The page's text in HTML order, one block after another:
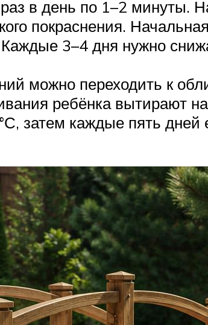
в день по 1–2 минуты.
покраснения.
3–4 дня нужно
можно переходить к
ребёнка вытирают
затем каждые пять дней